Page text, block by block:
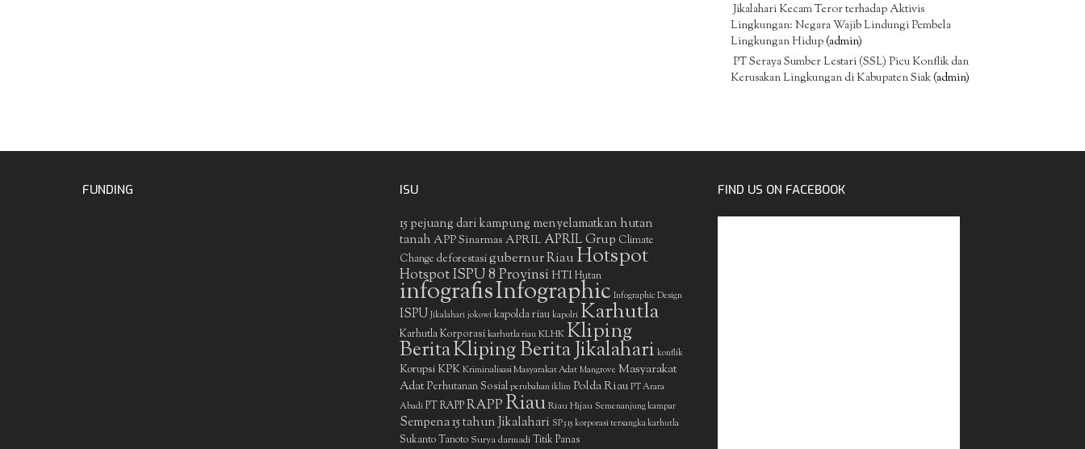
Jikalahari Kecam Teror terhadap Aktivis
Lingkungan: Negara Wajib Lindungi Pembela
Lingkungan Hidup(admin)
PT Seraya Sumber Lestari (SSL) Picu Konflik dan
Kerusakan Lingkungan di Kabupaten Siak(admin)
FUNDING ISU
15 pejuang dari kampung menyelamatkan hutan
tanah APP Sinarmas APRIL APRIL Grup Climate
Change deforestasigubernur RiauHotspot
Hotspot ISPU 8 ProvinsiHTIHutan
infografisInfographic Infographic Design
ISPU Jikalahari jokowi kapolda riau kapolri Karhutla
Karhutla Korporasi karhutla riau KLHKKliping
BeritaKliping Berita Jikalahari konflik
Korupsi KPK Kriminalisasi Masyarakat Adat Mangrove Masyarakat
AdatPerhutanan Sosial perubahan iklim Polda Riau PT Arara
Abadi PT RAPPRAPPRiauRiau Hijau Semenanjung kampar
Sempena 15 tahun Jikalahari SP3 15 korporasi tersangka karhutla
Sukanto Tanoto Surya darmadiTitik Panas
FIND US ON FACEBOOK